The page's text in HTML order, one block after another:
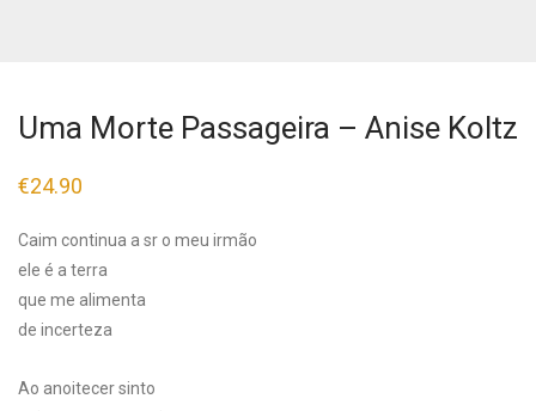
Uma Morte Passageira – Anise Koltz
€24.90
Caim continua a sr o meu irmão
ele é a terra
que me alimenta
de incerteza
Ao anoitecer sinto